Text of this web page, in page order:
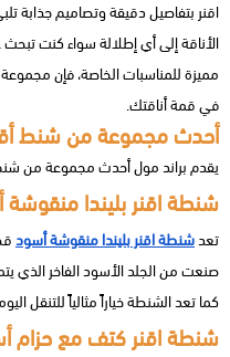
اقنر بتفاصيل دقيقة وتصاميم جذابة
الأناقة إلى أي إطلالة سواء كنت
مميزة للمناسبات الخاصة، فإن
في قمة أناقتك.
أحدث مجموعة من شنط
يقدم براند مول أحدث مجموعة من شنط
شنطة اقنر بليندا
تعدشنطة اقنر بليندا منقوشة أسود
صنعت من الجلد الأسود الفاخر الذي
كما تعد الشنطة خياراً مثالياً للتنقل
شنطة اقنر كتف مع حزام